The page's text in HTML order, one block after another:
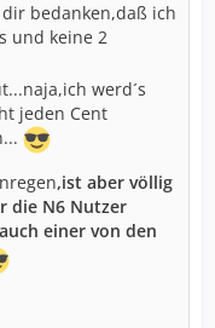
bedanken,daß ich
und keine 2
werd´s
jeden Cent
,ist aber völlig
die N6 Nutzer
einer von den